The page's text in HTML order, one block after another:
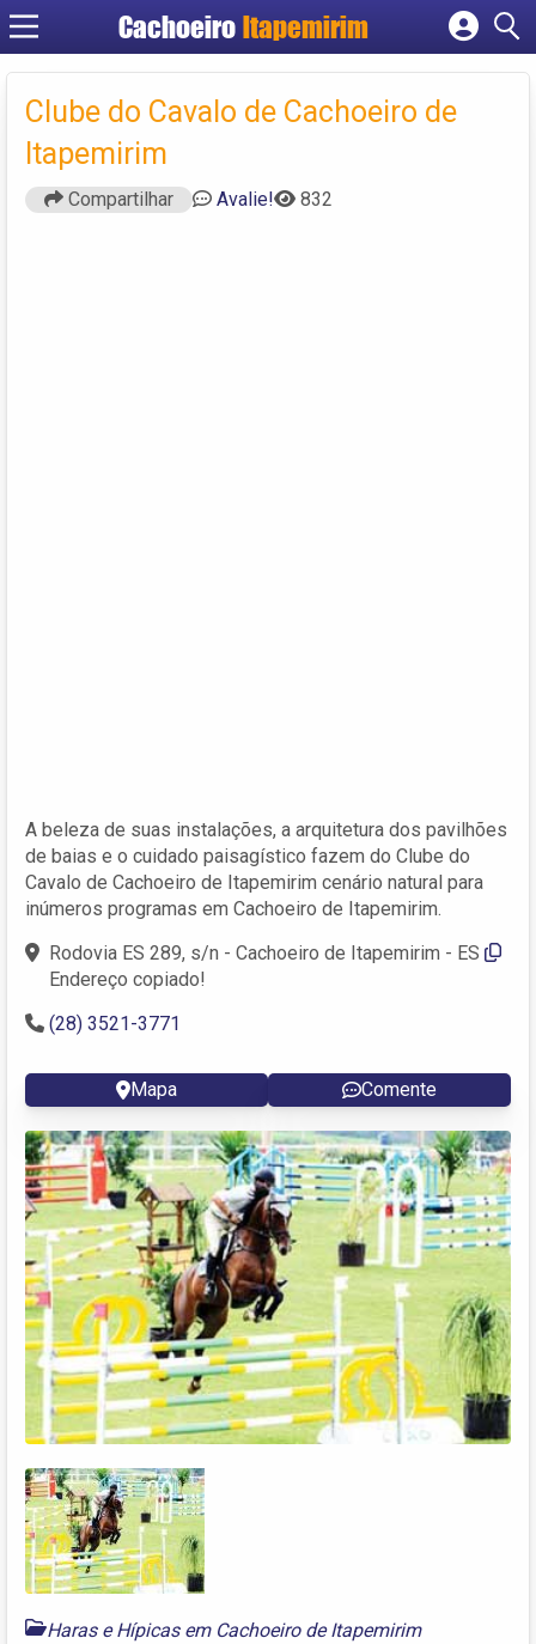
Cachoeiro Itapemirim
Cadastrar empresa
Criar conta
Clube do Cavalo de Cachoeiro de
Itapemirim
Compartilhar Avalie! 832
A beleza de suas instalações, a arquitetura dos pavilhões
de baias e o cuidado paisagístico fazem do Clube do
Cavalo de Cachoeiro de Itapemirim cenário natural para
inúmeros programas em Cachoeiro de Itapemirim.
Rodovia ES 289, s/n - Cachoeiro de Itapemirim - ES
Endereço copiado!
(28) 3521-3771
Mapa Comente
Haras e Hípicas em Cachoeiro de Itapemirim